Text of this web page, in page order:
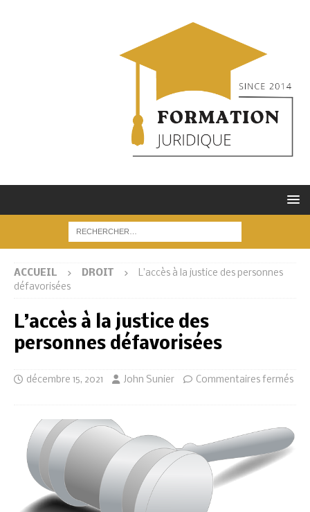
ACCUEIL DROIT
L’accès à la justice des personnes
défavorisées
L’accès à la justice des
personnes défavorisées
décembre 15, 2021 John Sunier Commentaires fermés